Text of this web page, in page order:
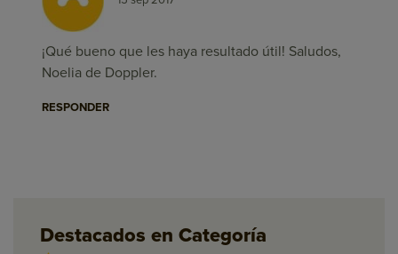
¡Qué bueno que les haya resultado útil! Saludos,
Noelia de Doppler.
RESPONDER
Destacados en Categoría